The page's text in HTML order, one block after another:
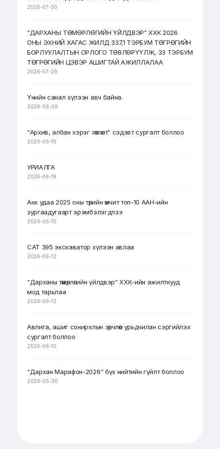
2026-07-30
“ДАРХАНЫ ТӨМӨРЛӨГИЙН ҮЙЛДВЭР” ХХК 2026
ОНЫ ЭХНИЙ ХАГАС ЖИЛД 337,1 ТЭРБУМ ТӨГРӨГИЙН
БОРЛУУЛАЛТЫН ОРЛОГО ТӨВЛӨРҮҮЛЖ, 33 ТЭРБУМ
ТӨГРӨГИЙН ЦЭВЭР АШИГТАЙ АЖИЛЛАЛАА
2026-07-28
Үнийн санал хүлээн авч байна.
2026-06-29
“Архив, албан хэрэг хөтлөлт” сэдэвт сургалт боллоо
2026-06-19
УРИАЛГА
2026-06-19
Анх удаа 2025 оны төрийн өмчит топ-10 ААН-ийн
зургаадугаарт эрэмбэлэгдлээ
2026-06-15
CAT 395 экскаватор хүлээн авлаа
2026-06-12
“Дарханы төмөрлөгийн үйлдвэр” ХХК-ийн ажилтнууд
мод тарьлаа
2026-06-12
Авлига, ашиг сонирхлын зөрчлөөс урьдчилан сэргийлэх
сургалт боллоо
2026-06-10
“Дархан Марафон-2026” бүх нийтийн гүйлт боллоо
2026-05-30